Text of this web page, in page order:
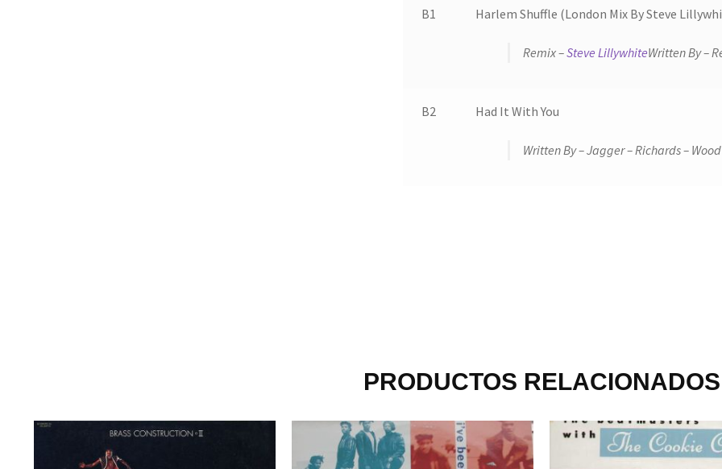
B1 Harlem Shuffle (London Mix By Steve
Remix –Steve LillywhiteWritten By –
B2 Had It With You
Written By – Jagger – Richards – Wood
PRODUCTOS RELACIONADOS